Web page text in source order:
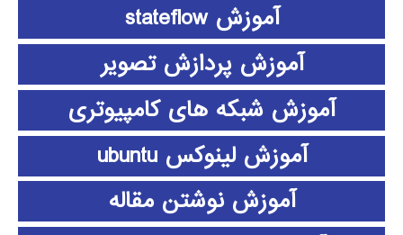
آموزش stateflow
آموزش پردازش تصویر
آموزش شبکه های کامپیوتری
آموزش لینوکس ubuntu
آموزش نوشتن مقاله